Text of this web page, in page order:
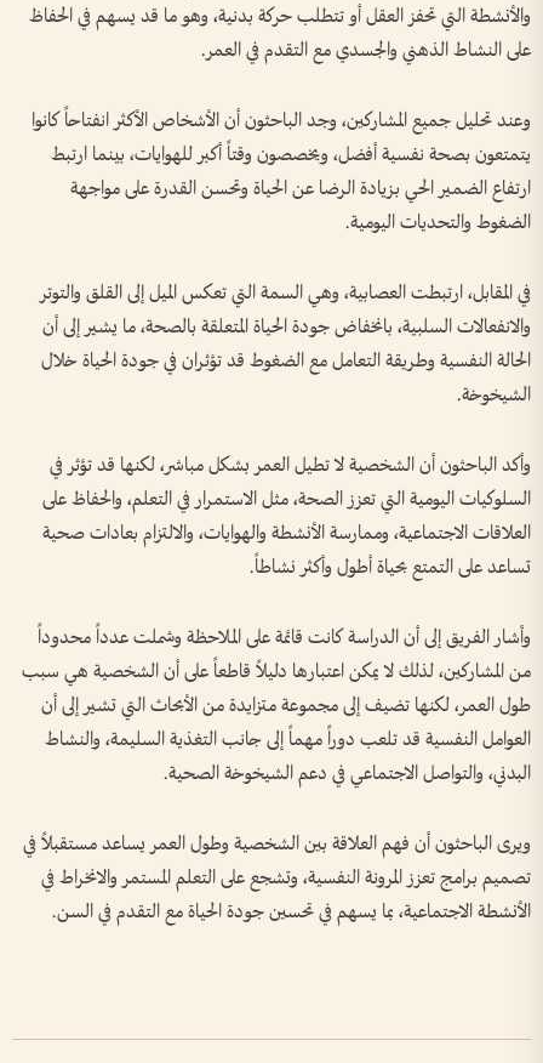
والأنشطة التي تحفز العقل أو تتطلب حركة بدنية، وهو ما قد يسهم في الحفاظ
على النشاط الذهني والجسدي مع التقدم في العمر.
وعند تحليل جميع المشاركين، وجد الباحثون أن الأشخاص الأكثر انفتاحاً كانوا
يتمتعون بصحة نفسية أفضل، ويخصصون وقتاً أكبر للهوايات، بينما ارتبط
ارتفاع الضمير الحي بزيادة الرضا عن الحياة وتحسن القدرة على مواجهة
الضغوط والتحديات اليومية.
في المقابل، ارتبطت العصابية، وهي السمة التي تعكس الميل إلى القلق والتوتر
والانفعالات السلبية، بانخفاض جودة الحياة المتعلقة بالصحة، ما يشير إلى أن
الحالة النفسية وطريقة التعامل مع الضغوط قد تؤثران في جودة الحياة خلال
الشيخوخة.
وأكد الباحثون أن الشخصية لا تطيل العمر بشكل مباشر، لكنها قد تؤثر في
السلوكيات اليومية التي تعزز الصحة، مثل الاستمرار في التعلم، والحفاظ على
العلاقات الاجتماعية، وممارسة الأنشطة والهوايات، والالتزام بعادات صحية
تساعد على التمتع بحياة أطول وأكثر نشاطاً.
وأشار الفريق إلى أن الدراسة كانت قائمة على الملاحظة وشملت عدداً محدوداً
من المشاركين، لذلك لا يمكن اعتبارها دليلاً قاطعاً على أن الشخصية هي سبب
طول العمر، لكنها تضيف إلى مجموعة متزايدة من الأبحاث التي تشير إلى أن
العوامل النفسية قد تلعب دوراً مهماً إلى جانب التغذية السليمة، والنشاط
البدني، والتواصل الاجتماعي في دعم الشيخوخة الصحية.
ويرى الباحثون أن فهم العلاقة بين الشخصية وطول العمر يساعد مستقبلاً في
تصميم برامج تعزز المرونة النفسية، وتشجع على التعلم المستمر والانخراط في
الأنشطة الاجتماعية، بما يسهم في تحسين جودة الحياة مع التقدم في السن.